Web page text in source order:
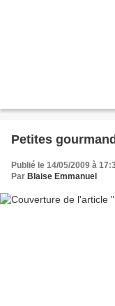
Petites
Publié le 14/05/2009 à
Par Blaise Emmanuel